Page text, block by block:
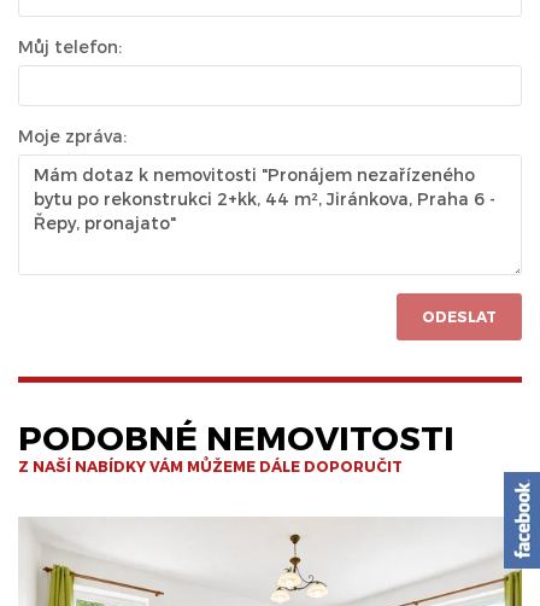
Můj telefon:
Moje zpráva:
ODESLAT
PODOBNÉ NEMOVITOSTI
Z NAŠÍ NABÍDKY VÁM MŮŽEME DÁLE DOPORUČIT